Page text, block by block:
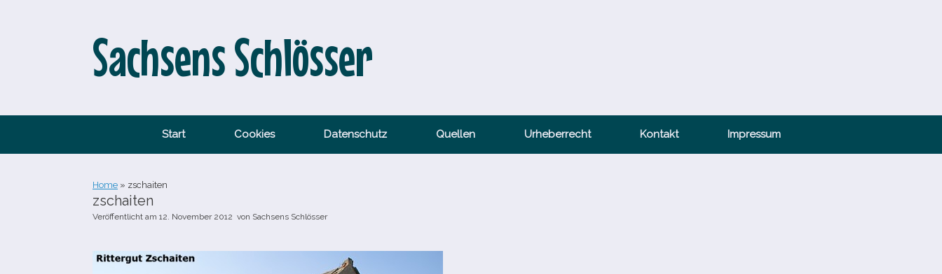
Sachsens Schlösser
Start Cookies Datenschutz Quellen Urheberrecht Kontakt Impressum
Home » zschaiten
zschaiten
Veröffentlicht am 12. November 2012 von Sachsens Schlösser